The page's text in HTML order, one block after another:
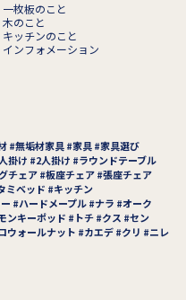
一枚板のこと
木のこと
キッチンのこと
インフォメーション
無垢材家具 家具
家具選び
掛け 2人掛け
ラウンドテーブル
チェア 板座チェア 張座チェア
ミベッド
キッチン
ハードメープル ナラ
オーク
ンキーポッド トチ クス
セン
ウォールナット カエデ クリ
ニレ